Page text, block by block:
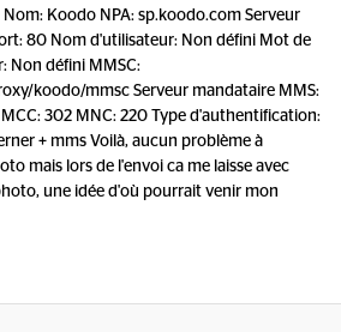
Koodo NPA: sp.koodo.com Serveur
80 Nom d'utilisateur: Non défini Mot de
Non défini MMSC:
koodo/mmsc Serveur mandataire MMS:
302 MNC: 220 Type d'authentification:
+ mms Voilà, aucun problème à
mais lors de l'envoi ca me laisse avec
une idée d'où pourrait venir mon